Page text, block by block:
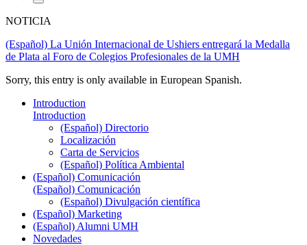
NOTICIA
(Español) La Unión Internacional de Ushiers entregará la Medalla
de Plata al Foro de Colegios Profesionales de la UMH
Sorry, this entry is only available in European Spanish.
Introduction
Introduction
(Español) Directorio
Localización
Carta de Servicios
(Español) Política Ambiental
(Español) Comunicación
(Español) Comunicación
(Español) Divulgación científica
(Español) Marketing
(Español) Alumni UMH
Novedades